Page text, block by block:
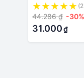
trước Phía sau
Chung Khoảng
Động cơ Mũ
ngoài sửa
44.286 ₫ -30%
31.000₫